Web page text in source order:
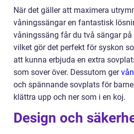
När det gäller att maximera
våningssängar en fantastisk
våningssäng får du två sängar
vilket gör det perfekt för syskon
att kunna erbjuda en extra
som sover över. Dessutom ger
och spännande sovplats för
klättra upp och ner som i en koj.
Design och